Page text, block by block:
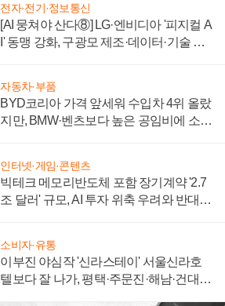
전자·전기·정보통신
[AI 뭉쳐야 산다⑧] LG·엔비디아 '피지컬 A
I' 동맹 강화, 구광모 제조·데이터·기술 결
자동차·부품
BYD코리아 가격 앞세워 수입차 4위 올랐
지만, BMW·벤츠보다 높은 공임비에 소비
인터넷·게임·콘텐츠
빅테크 메모리반도체 포함 장기계약 '2.7
조 달러' 규모, AI 투자 위축 우려와 반대
소비자·유통
이부진 야심작 '신라스테이' 서울신라호
텔보다 잘 나가, 평택·주문진·해남·건대로